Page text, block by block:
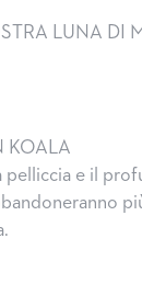
LUNA DI
KOALA
pelliccia e il